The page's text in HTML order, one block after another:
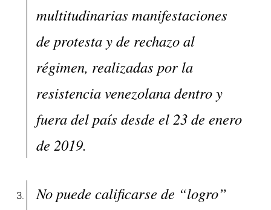
multitudinarias manifestaciones
de protesta y de rechazo al
régimen, realizadas por la
resistencia venezolana dentro y
fuera del país desde el 23 de enero
de 2019.
No puede calificarse de “logro”